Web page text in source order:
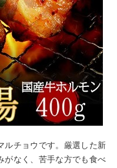
ルチョウです。厳選した新
がなく、苦手な方でも食べ